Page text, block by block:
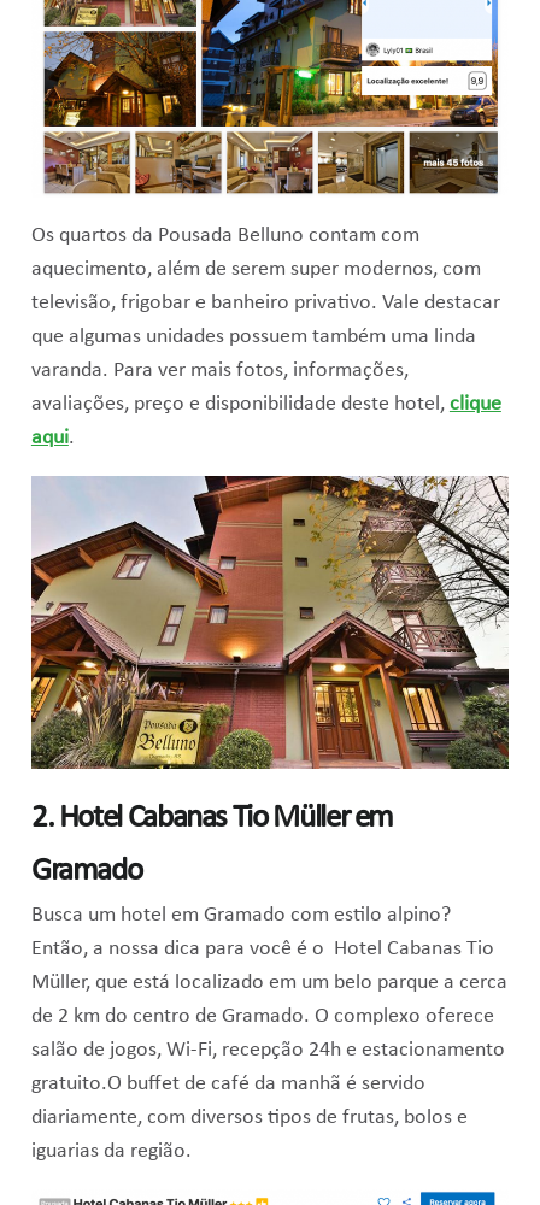
Os quartos da Pousada Belluno contam com
aquecimento, além de serem super modernos, com
televisão, frigobar e banheiro privativo. Vale destacar
que algumas unidades possuem também uma linda
varanda. Para ver mais fotos, informações,
avaliações, preço e disponibilidade deste hotel, clique
aqui.
2. Hotel Cabanas Tio Müller em
Gramado
Busca um hotel em Gramado com estilo alpino?
Então, a nossa dica para você é o Hotel Cabanas Tio
Müller, que está localizado em um belo parque a cerca
de 2 km do centro de Gramado. O complexo oferece
salão de jogos, Wi-Fi, recepção 24h e estacionamento
gratuito.O buffet de café da manhã é servido
diariamente, com diversos tipos de frutas, bolos e
iguarias da região.